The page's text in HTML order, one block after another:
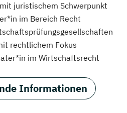
juristischem Schwerpunkt
im Bereich Recht
rechtlichem Fokus
im Wirtschaftsrecht
Informationen